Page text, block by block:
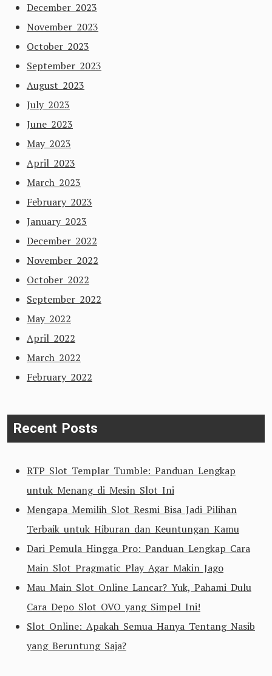
December 2023
November 2023
October 2023
September 2023
August 2023
July 2023
June 2023
May 2023
April 2023
March 2023
February 2023
January 2023
December 2022
November 2022
October 2022
September 2022
May 2022
April 2022
March 2022
February 2022
Recent Posts
RTP Slot Templar Tumble: Panduan Lengkap
untuk Menang di Mesin Slot Ini
Mengapa Memilih Slot Resmi Bisa Jadi Pilihan
Terbaik untuk Hiburan dan Keuntungan Kamu
Dari Pemula Hingga Pro: Panduan Lengkap Cara
Main Slot Pragmatic Play Agar Makin Jago
Mau Main Slot Online Lancar? Yuk, Pahami Dulu
Cara Depo Slot OVO yang Simpel Ini!
Slot Online: Apakah Semua Hanya Tentang Nasib
yang Beruntung Saja?